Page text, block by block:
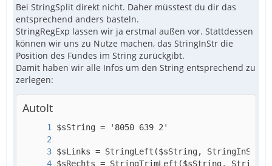
Bei StringSplit direkt nicht. Daher müsstest du dir das
entsprechend anders basteln.
StringRegExp lassen wir ja erstmal außen vor. Stattdessen
können wir uns zu Nutze machen, das StringInStr die
Position des Fundes im String zurückgibt.
Damit haben wir alle Infos um den String entsprechend zu
zerlegen:
AutoIt